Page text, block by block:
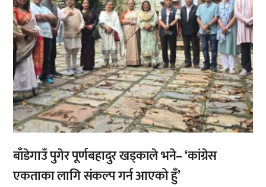
बाँडेगाउँ पुगेर पूर्णबहादुर खड्काले भने– ‘कांग्रेस
एकताका लागि संकल्प गर्न आएको हुँ’